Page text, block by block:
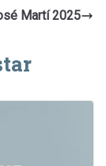
Martí 2025